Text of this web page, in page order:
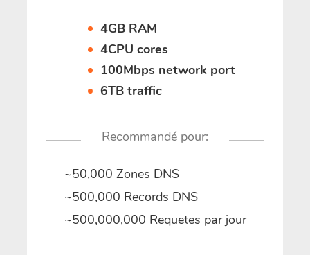
4GB RAM
4CPU cores
100Mbps network port
6TB traffic
Recommandé pour:
~50,000 Zones DNS
~500,000 Records DNS
~500,000,000 Requetes par jour